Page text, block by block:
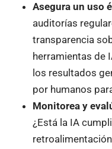
Asegura un uso
auditorías
transparencia
herramientas de
los resultados
por humanos
Monitorea y
¿Está la IA